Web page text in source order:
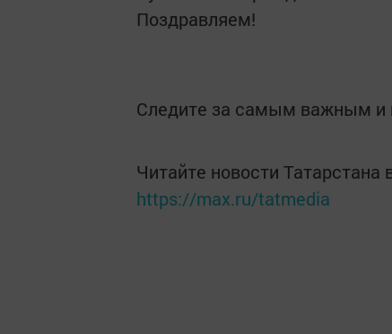
Поздравляем!
Следите за самым важным и
Читайте новости
https://max.ru/tatmedia